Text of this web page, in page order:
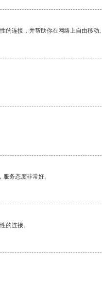
的连接，并帮助你在网络上自由移动。
务态度非常好。
的连接。